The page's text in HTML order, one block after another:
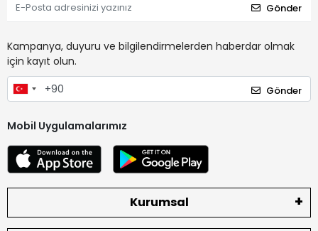
Gönder
Kampanya, duyuru ve bilgilendirmelerden haberdar olmak
için kayıt olun.
Gönder
Mobil Uygulamalarımız
Kurumsal